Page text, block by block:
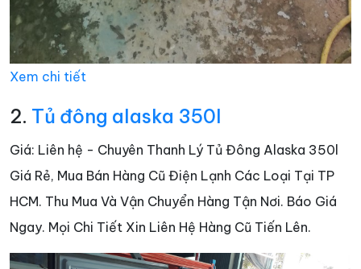
Xem chi tiết
2. Tủ đông alaska 350l
Giá: Liên hệ - Chuyên Thanh Lý Tủ Đông Alaska 350l
Giá Rẻ, Mua Bán Hàng Cũ Điện Lạnh Các Loại Tại TP
HCM. Thu Mua Và Vận Chuyển Hàng Tận Nơi. Báo Giá
Ngay. Mọi Chi Tiết Xin Liên Hệ Hàng Cũ Tiến Lên.